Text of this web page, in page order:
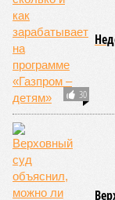
бизнеса, он
потенциала у
нищете, тогда у
Только Подоляк и
люди,– убеждён
жёстче утюжить
подпишут
будут дальше
эпохи невзгод и
«Мы пришли к
надо»